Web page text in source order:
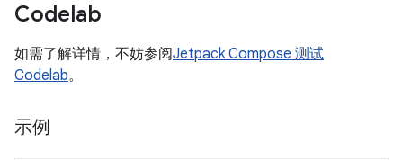
Codelab
如需了解详情，不妨参阅Jetpack Compose 测试
Codelab。
示例